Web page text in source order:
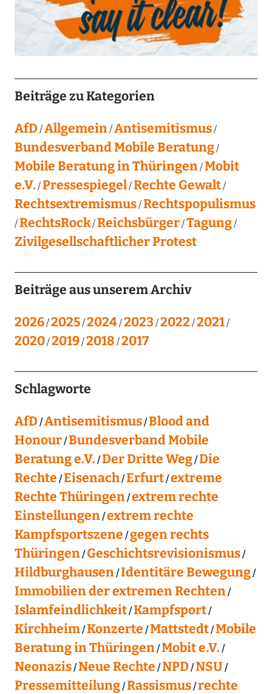
Beiträge zu Kategorien
AfD Allgemein Antisemitismus
Bundesverband Mobile Beratung
Mobile Beratung in Thüringen Mobit
e.V. Pressespiegel Rechte Gewalt
Rechtsextremismus Rechtspopulismus
RechtsRock Reichsbürger Tagung
Zivilgesellschaftlicher Protest
Beiträge aus unserem Archiv
2026 2025 2024 2023 2022 2021
2020 2019 2018 2017
Schlagworte
AfD Antisemitismus Blood and
Honour Bundesverband Mobile
Beratung e.V. Der Dritte Weg Die
Rechte Eisenach Erfurt extreme
Rechte Thüringen extrem rechte
Einstellungen extrem rechte
Kampfsportszene gegen rechts
Thüringen Geschichtsrevisionismus
Hildburghausen Identitäre Bewegung
Immobilien der extremen Rechten
Islamfeindlichkeit Kampfsport
Kirchheim Konzerte Mattstedt Mobile
Beratung in Thüringen Mobit e.V.
Neonazis Neue Rechte NPD NSU
Pressemitteilung Rassismus rechte